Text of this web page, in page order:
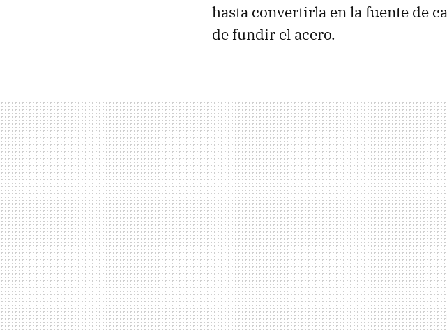
hasta convertirla en la fuente de
de fundir el acero.